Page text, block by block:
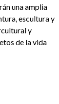
una amplia
escultura y
y
de la vida